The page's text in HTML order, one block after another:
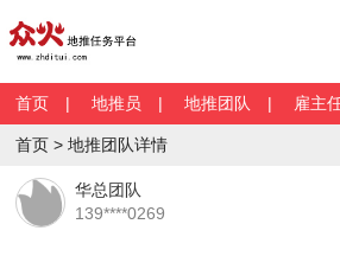
首页 |地推员 |地推团队 | 雇主
首页 > 地推团队详情
华总团队
139****0269